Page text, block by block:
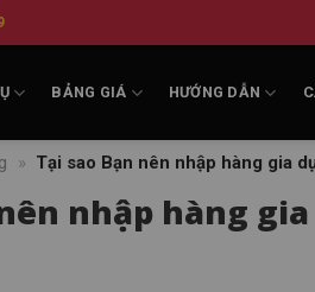
BẢNG GIÁ HƯỚNG DẪN
» Tại sao Bạn nên nhập hàng gia
nhập hàng